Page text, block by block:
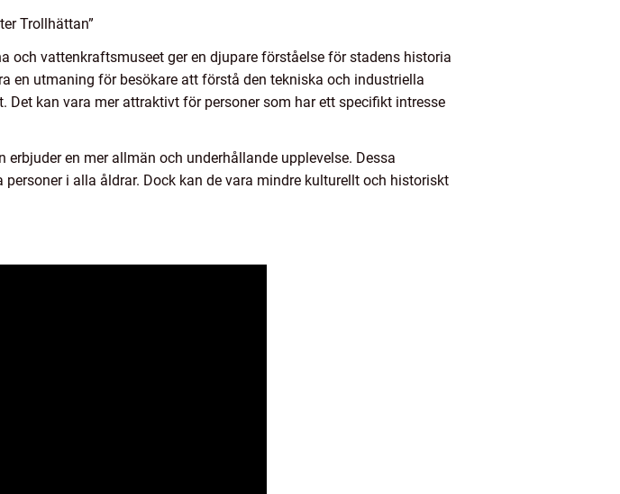
Trollhättan”
och vattenkraftsmuseet ger en djupare förståelse för stadens historia
en utmaning för besökare att förstå den tekniska och industriella
Det kan vara mer attraktivt för personer som har ett specifikt intresse
en mer allmän och underhållande upplevelse. Dessa
i alla åldrar. Dock kan de vara mindre kulturellt och historiskt